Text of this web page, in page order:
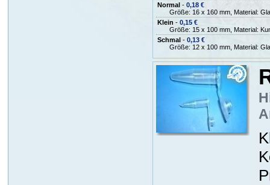
Normal- 0,18 €
Größe: 16 x 160 mm, Material:
Klein - 0,15 €
Größe: 15 x 100 mm, Material:
Schmal- 0,13 €
Größe: 12 x 100 mm, Material: